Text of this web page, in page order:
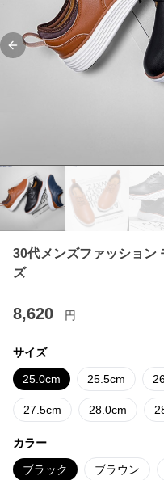
Previous slide
30代メンズファッション
ズ
8,620 円
サイズ
25.0cm 25.5cm
27.5cm 28.0cm
カラー
ブラック ブラウン